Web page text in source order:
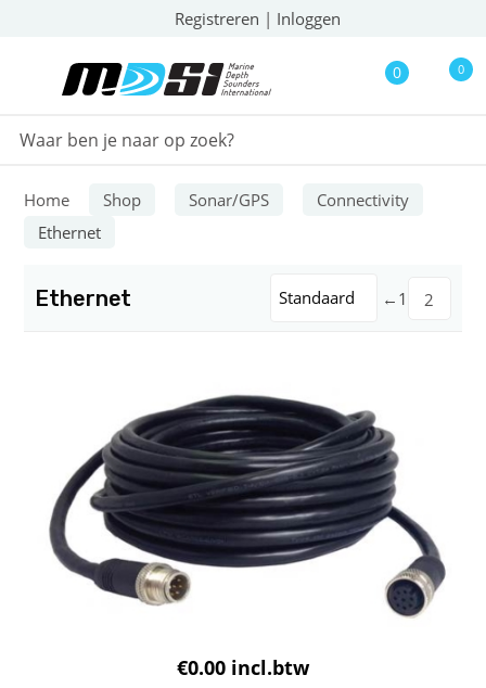
Registreren | Inloggen
0 0
Home Shop Sonar/GPS
Connectivity
Ethernet
Ethernet Standaard ← 1 2
€0.00 incl.btw